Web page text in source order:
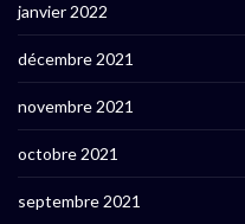
janvier 2022
décembre 2021
novembre 2021
octobre 2021
septembre 2021